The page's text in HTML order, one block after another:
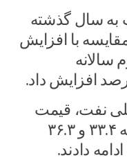
به سال گذشته
با افزایش
سالانه
نفت، قیمت
بنزین و گازوئیل با رشد سالانه ۳۳.۴ و ۳۶.۳
دادند.